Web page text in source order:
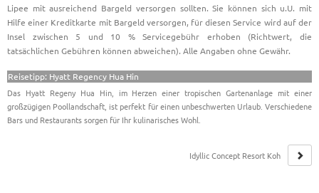
Lipee mit ausreichend Bargeld versorgen sollten. Sie können sich u.U. mit
Hilfe einer Kreditkarte mit Bargeld versorgen, für diesen Service wird auf der
Insel zwischen 5 und 10 % Servicegebühr erhoben (Richtwert, die
tatsächlichen Gebühren können abweichen). Alle Angaben ohne Gewähr.
Reisetipp: Hyatt Regency Hua Hin
Das Hyatt Regeny Hua Hin, im Herzen einer tropischen Gartenanlage mit einer
großzügigen Poollandschaft, ist perfekt für einen unbeschwerten Urlaub. Verschiedene
Bars und Restaurants sorgen für Ihr kulinarisches Wohl.
Idyllic Concept Resort Koh